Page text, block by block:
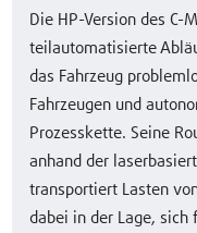
Die HP-Version des
teilautomatisierte
das Fahrzeug
Fahrzeugen und
Prozesskette. Seine
anhand der
transportiert Lasten
dabei in der Lage, sich